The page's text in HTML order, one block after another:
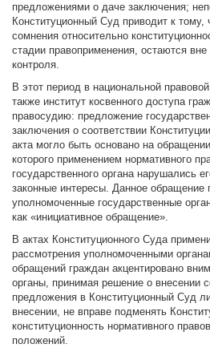
предложениями о даче заключения;
Конституционный Суд приводит к тому,
сомнения относительно
стадии правоприменения, остаются
контроля.
В этот период в национальной
также институт косвенного доступа
правосудию: предложение
заключения о соответствии
акта могло быть основано на
которого применением нормативного
государственного органа нарушались
законные интересы. Данное обращение
уполномоченные государственные
как «инициативное обращение».
В актах Конституционного Суда
рассмотрения уполномоченными
обращений граждан акцентировано
органы, принимая решение о внесении
предложения в Конституционный Суд
внесении, не вправе подменять
конституционность нормативного
положений.